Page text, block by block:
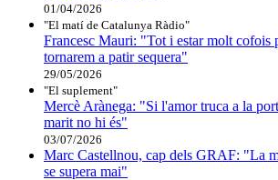
01/04/2026
"El matí de Catalunya Ràdio"
Francesc Mauri: "Tot i estar molt cofois
tornarem a patir sequera"
29/05/2026
"El suplement"
Mercè Arànega: "Si l'amor truca a la
marit no hi és"
03/07/2026
Marc Castellnou, cap dels GRAF: "La
se supera mai"